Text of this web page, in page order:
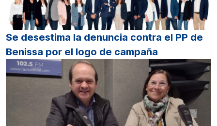
Se desestima la denuncia contra el PP de
Benissa por el logo de campaña